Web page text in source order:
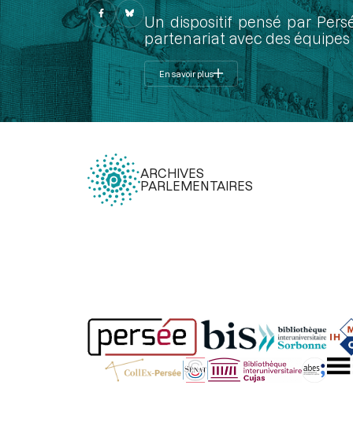
Un dispositif pensé par
partenariat avec des
En savoir plus
ARCHIVES
PARLEMENTAIRES